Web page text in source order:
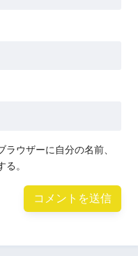
ウザーに自分の名前、
。